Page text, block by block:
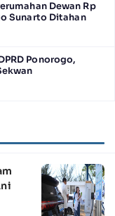
Dewan Rp
Sunarto Ditahan
Ponorogo,